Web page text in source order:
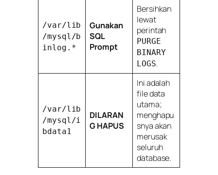
/var/lib
/mysql/b
inlog.*
Gunakan
SQL
Prompt
Bersihkan
lewat
perintah
PURGE
BINARY
LOGS.
/var/lib
/mysql/i
bdata1
DILARAN
G HAPUS
Ini adalah
file data
utama;
menghapu
snya akan
merusak
seluruh
database.